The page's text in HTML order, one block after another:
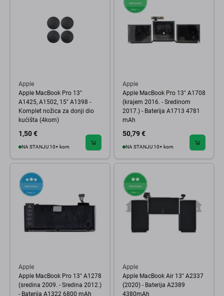
Apple
Apple MacBook Pro 13"
A1425, A1502, 15" A1398 -
Komplet nožica za donji dio
kućišta (4kom)
1,50 €
NA STANJU 10+ kom
Apple
Apple MacBook Pro 13" A1708
(krajem 2016. - Sredinom
2017.) - Baterija A1713 4781
mAh
50,79 €
NA STANJU 10+ kom
Apple
Apple MacBook Pro 13" A1278
(sredina 2009. - Sredina 2012.)
- Baterija A1322 6800 mAh
Apple
Apple MacBook Air 13" A2337
(2020) - Baterija A2389
4380mAh